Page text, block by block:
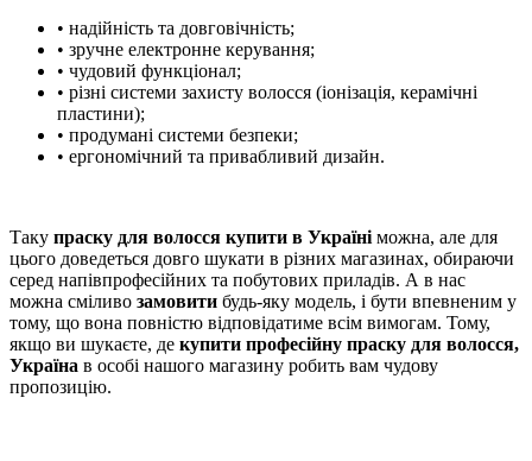
• надійність та довговічність;
• зручне електронне керування;
• чудовий функціонал;
• різні системи захисту волосся (іонізація, керамічні
пластини);
• продумані системи безпеки;
• ергономічний та привабливий дизайн.
Таку праску для волосся купити в Україні можна, але для
цього доведеться довго шукати в різних магазинах, обираючи
серед напівпрофесійних та побутових приладів. А в нас
можна сміливо замовити будь-яку модель, і бути впевненим у
тому, що вона повністю відповідатиме всім вимогам. Тому,
якщо ви шукаєте, де купити професійну праску для волосся,
Україна в особі нашого магазину робить вам чудову
пропозицію.